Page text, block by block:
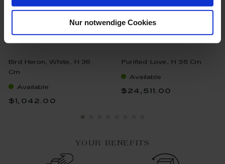
Nur notwendige Cookies
Bird Heron, White, H 36
Cm
Available
$1,042.00
Purified Love, H 36 Cm
Available
$24,511.00
YOUR BENEFITS